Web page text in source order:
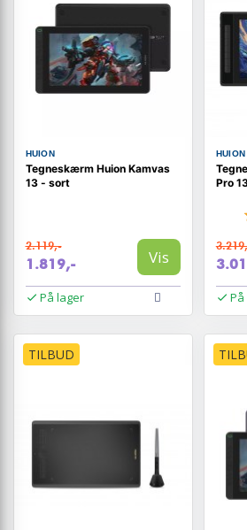
HUION
Tegneskærm Huion Kamvas
13 - sort
2.119,-
1.819,- Vis
På lager
HUION
Pro
TILBUD